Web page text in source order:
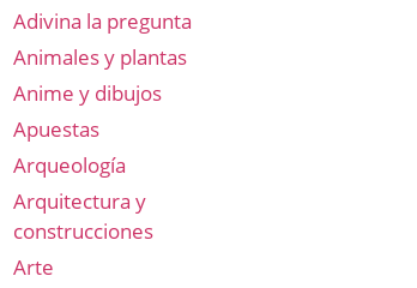
Adivina la pregunta
Animales y plantas
Anime y dibujos
Apuestas
Arqueología
Arquitectura y
construcciones
Arte